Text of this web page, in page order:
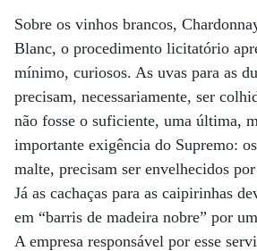
Sobre os vinhos brancos,
Blanc, o procedimento licitatório
mínimo, curiosos. As uvas para as
precisam, necessariamente, ser
não fosse o suficiente, uma última,
importante exigência do Supremo:
malte, precisam ser envelhecidos
Já as cachaças para as caipirinhas
em “barris de madeira nobre” por
A empresa responsável por esse